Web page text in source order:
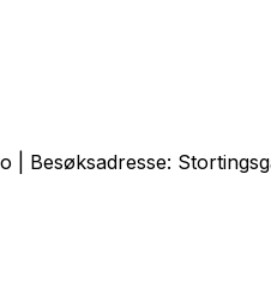
| Besøksadresse: